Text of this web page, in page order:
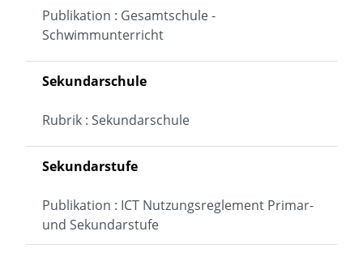
Publikation : Gesamtschule -
Schwimmunterricht
Sekundarschule
Rubrik : Sekundarschule
Sekundarstufe
Publikation : ICT Nutzungsreglement Primar-
und Sekundarstufe